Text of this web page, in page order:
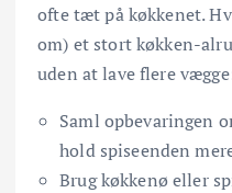
ofte tæt på køkkenet.
om) et stort køkken-
uden at lave flere
Saml opbevaringen
hold spiseenden
Brug køkkenø eller